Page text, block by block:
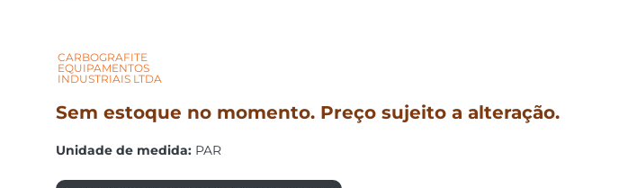
CARBOGRAFITE
EQUIPAMENTOS
INDUSTRIAIS LTDA
Sem estoque no momento. Preço sujeito a alteração.
Unidade de medida:PAR